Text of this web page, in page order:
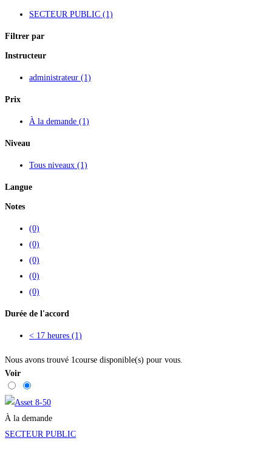
SECTEUR PUBLIC (1)
Filtrer par
Instructeur
administrateur (1)
Prix
À la demande (1)
Niveau
Tous niveaux (1)
Langue
Notes
(0)
(0)
(0)
(0)
(0)
Durée de l'accord
< 17 heures (1)
Nous avons trouvé 1course disponible(s) pour vous.
Voir
À la demande
SECTEUR PUBLIC